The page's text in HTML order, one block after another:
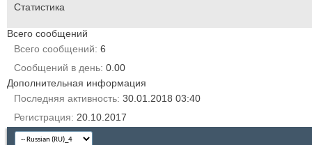
Статистика
Всего сообщений
Всего сообщений 6
Сообщений в день 0.00
Дополнительная информация
Последняя активность 30.01.2018 03:40
Регистрация
20.10.2017